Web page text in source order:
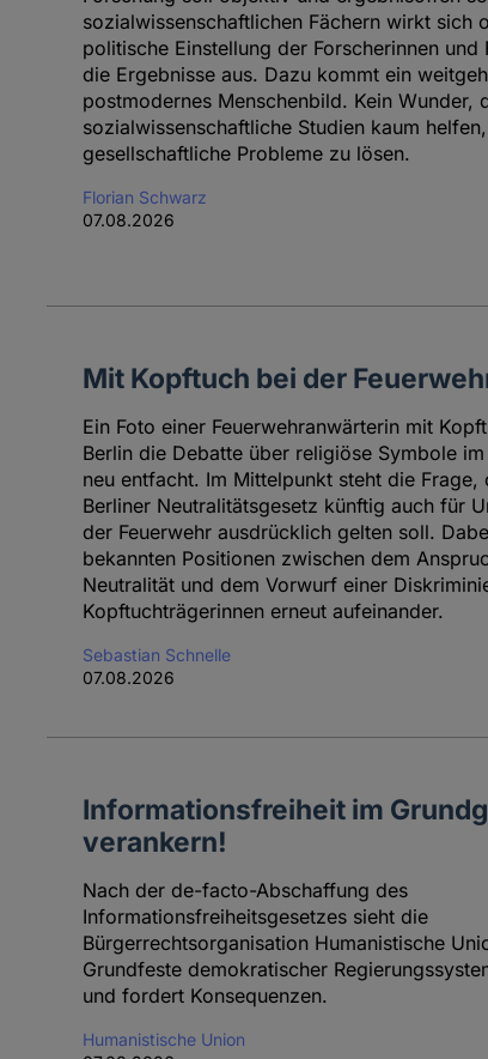
sozialwissenschaftlichen Fächern wirkt sich
politische Einstellung der Forscherinnen und
die Ergebnisse aus. Dazu kommt ein
postmodernes Menschenbild. Kein Wunder,
sozialwissenschaftliche Studien kaum helfen,
gesellschaftliche Probleme zu lösen.
Florian Schwarz
07.08.2026
Mit Kopftuch bei der
Ein Foto einer Feuerwehranwärterin mit
Berlin die Debatte über religiöse Symbole
neu entfacht. Im Mittelpunkt steht die Frage,
Berliner Neutralitätsgesetz künftig auch für
der Feuerwehr ausdrücklich gelten soll.
bekannten Positionen zwischen dem
Neutralität und dem Vorwurf einer
Kopftuchträgerinnen erneut aufeinander.
Sebastian Schnelle
07.08.2026
Informationsfreiheit im
verankern!
Nach der de-facto-Abschaffung des
Informationsfreiheitsgesetzes sieht die
Bürgerrechtsorganisation Humanistische
Grundfeste demokratischer
und fordert Konsequenzen.
Humanistische Union